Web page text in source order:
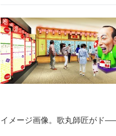
イメージ画像。歌丸師匠が